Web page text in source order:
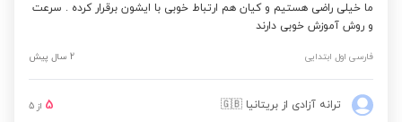
ما خیلی راضی هستیم و کیان هم ارتباط خوبی با ایشون برقرار کرده . سرعت
و روش آموزش خوبی دارند
فارسی اول ابتدایی 2 سال پیش
ترانه آزادی از بریتانیا 🇬🇧
5 از 5